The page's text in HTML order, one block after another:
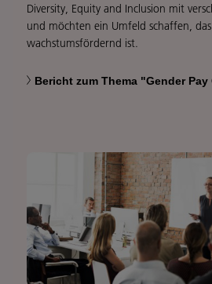
Diversity, Equity and Inclusion mit
und möchten ein Umfeld schaffen,
wachstumsfördernd ist.
Bericht zum Thema "Gender Pay